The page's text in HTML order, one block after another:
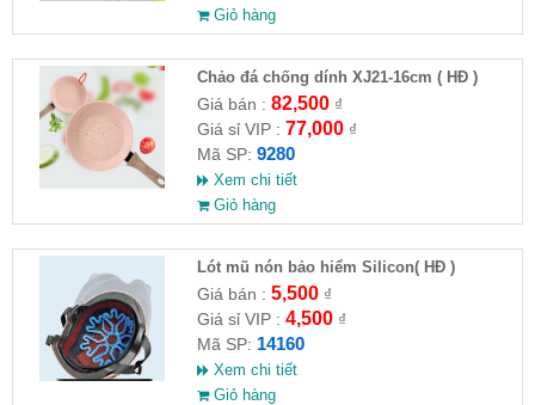
Giỏ hàng
Chảo đá chống dính XJ21-16cm ( HĐ )
Giá bán : 82,500₫
Giá sỉ VIP : 77,000₫
Mã SP: 9280
Xem chi tiết
Giỏ hàng
Lót mũ nón bảo hiểm Silicon( HĐ )
Giá bán : 5,500₫
Giá sỉ VIP : 4,500₫
Mã SP: 14160
Xem chi tiết
Giỏ hàng